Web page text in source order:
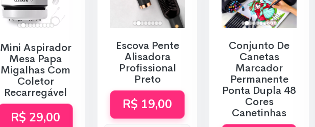
Mini Aspirador
Mesa Papa
Migalhas Com
Coletor
Recarregável
R$ 29,00
Escova Pente
Alisadora
Profissional
Preto
R$ 19,00
Conjunto De
Canetas
Marcador
Permanente
Ponta Dupla 48
Cores
Canetinhas